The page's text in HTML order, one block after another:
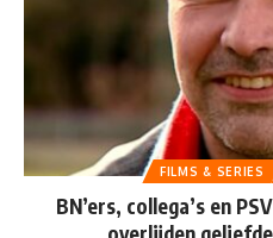
FILMS & SERIES
BN’ers, collega’s en
overlijden